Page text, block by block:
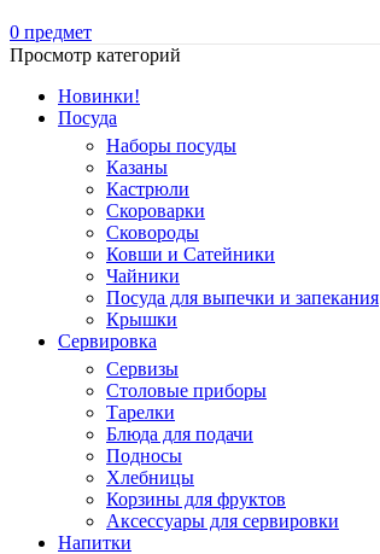
0 предмет
Просмотр категорий
Новинки!
Посуда
Наборы посуды
Казаны
Кастрюли
Скороварки
Сковороды
Ковши и Сатейники
Чайники
Посуда для выпечки и запекания
Крышки
Сервировка
Сервизы
Столовые приборы
Тарелки
Блюда для подачи
Подносы
Хлебницы
Корзины для фруктов
Аксессуары для сервировки
Напитки